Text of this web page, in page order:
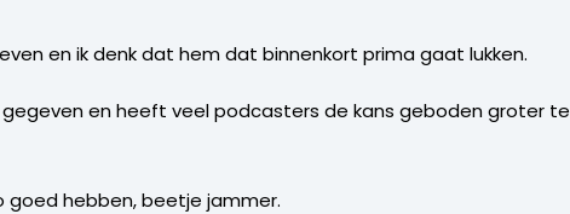
en ik denk dat hem dat binnenkort prima gaat lukken.
en heeft veel podcasters de kans geboden groter te
goed hebben, beetje jammer.